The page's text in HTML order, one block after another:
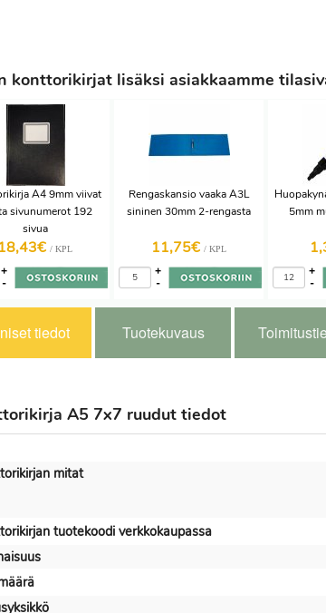
konttorikirjat lisäksi asiakkaamme
A4 9mm viivat
sivunumerot 192
sivua
18,43€ / KPL
-
+
Rengaskansio vaaka A3L
sininen 30mm 2-rengasta
11,75€ / KPL
-
+
5mm
-
+
tiedot Tuotekuvaus
A5 7x7 ruudut tiedot
mitat
tuotekoodi verkkokaupassa